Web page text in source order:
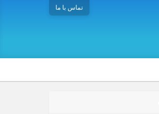
تماس با ما